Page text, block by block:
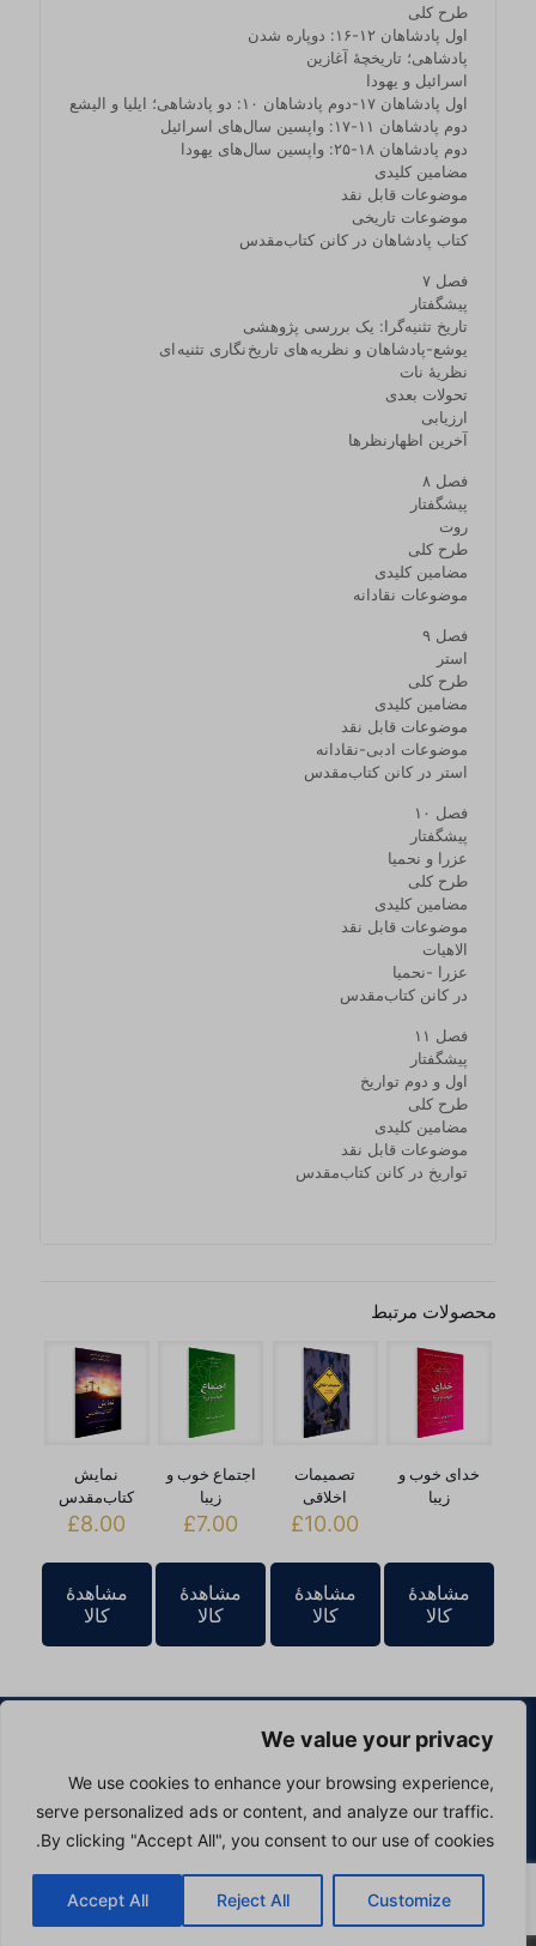
We value your privacy
We use cookies to enhance your browsing experience,
serve personalized ads or content, and analyze our traffic.
By clicking "Accept All", you consent to our use of cookies.
Customize
Reject All
Accept All
طرح کلی
اول پادشاهان ۱۲‏-‏۱۶: دوپاره شدن
پادشاهی؛ تاریخچۀ آغازین
اسرائیل و یهودا
اول پادشاهان ۱۷‏-‏دوم پادشاهان ۱۰: دو پادشاهی؛ ایلیا و الیشع
دوم پادشاهان ۱۱‏-‏۱۷: واپسین سال‌های اسرائیل
دوم پادشاهان ۱۸‏-‏۲۵: واپسین سال‌های یهودا
مضامین کلیدی
موضوعات قابل نقد
موضوعات تاریخی
کتاب پادشاهان در کانن کتاب‌مقدس
فصل ۷
پیشگفتار
تاریخ تثنیه‌گرا: یک بررسی پژوهشی
یوشع‏-‏پادشاهان و نظریه‌ های تاریخ‌ نگاری تثنیه‌ ای
نظریۀ نات
تحولات بعدی
ارزیابی
آخرین اظهارنظرها
فصل ۸
پیشگفتار
روت
طرح کلی
مضامین کلیدی
موضوعات نقادانه
فصل ۹
استر
طرح کلی
مضامین کلیدی
موضوعات قابل نقد
موضوعات ادبی‏-‏نقادانه
استر در کانن کتاب‌مقدس
فصل ۱۰
پیشگفتار
عزرا و نحمیا
طرح کلی
مضامین کلیدی
موضوعات قابل نقد
الاهیات
عزرا ‏-‏نحمیا
در کانن کتاب‌مقدس
فصل ۱۱
پیشگفتار
اول و دوم تواریخ
طرح کلی
مضامین کلیدی
موضوعات قابل نقد
تواریخ در کانن کتاب‌مقدس
محصولات مرتبط
خدای خوب و
زیبا
مشاهدۀ
کالا
تصمیمات
اخلاقی
£10.00
مشاهدۀ
کالا
اجتماع خوب و
زیبا
£7.00
مشاهدۀ
کالا
نمایش
کتاب‌مقدس
£8.00
مشاهدۀ
کالا
مرکز الهیات پارس. تمامی حقوق محفوظ است. طراحی و میزبانی
وب سایت توسط Silvertoad.co.uk
سیاست حفظ حریم خصوصی
سیاست استفاده از کوکی‌ها
English